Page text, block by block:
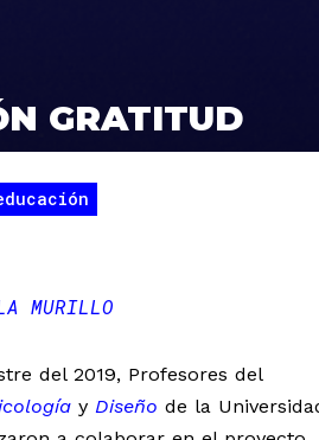
GRATITUD
MURILLO
del 2019, Profesores del
y Diseño de la